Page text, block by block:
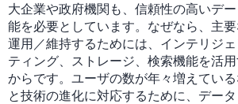
大企業や政府機関も、信頼性の高いデ
能を必要としています。なぜなら、主
運用／維持するためには、インテリジ
ティング、ストレージ、検索機能を活
からです。ユーザの数が年々増えてい
と技術の進化に対応するために、デー